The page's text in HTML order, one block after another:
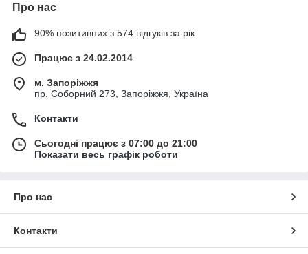
Про нас
90% позитивних з 574 відгуків за рік
Працює з 24.02.2014
м. Запоріжжя
пр. Соборний 273, Запоріжжя, Україна
Контакти
Сьогодні працює з 07:00 до 21:00
Показати весь графік роботи
Про нас
Контакти